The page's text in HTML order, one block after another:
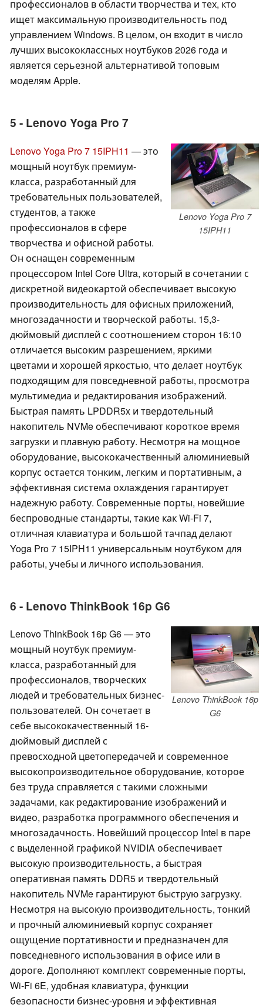
профессионалов в области творчества и тех, кто
ищет максимальную производительность под
управлением Windows. В целом, он входит в число
лучших высококлассных ноутбуков 2026 года и
является серьезной альтернативой топовым
моделям Apple.
5 - Lenovo Yoga Pro 7
Lenovo Yoga Pro 7
15IPH11
Lenovo Yoga Pro 7 15IPH11 — это
мощный ноутбук премиум-
класса, разработанный для
требовательных пользователей,
студентов, а также
профессионалов в сфере
творчества и офисной работы.
Он оснащен современным
процессором Intel Core Ultra, который в сочетании с
дискретной видеокартой обеспечивает высокую
производительность для офисных приложений,
многозадачности и творческой работы. 15,3-
дюймовый дисплей с соотношением сторон 16:10
отличается высоким разрешением, яркими
цветами и хорошей яркостью, что делает ноутбук
подходящим для повседневной работы, просмотра
мультимедиа и редактирования изображений.
Быстрая память LPDDR5x и твердотельный
накопитель NVMe обеспечивают короткое время
загрузки и плавную работу. Несмотря на мощное
оборудование, высококачественный алюминиевый
корпус остается тонким, легким и портативным, а
эффективная система охлаждения гарантирует
надежную работу. Современные порты, новейшие
беспроводные стандарты, такие как Wi-Fi 7,
отличная клавиатура и большой тачпад делают
Yoga Pro 7 15IPH11 универсальным ноутбуком для
работы, учебы и личного использования.
6 - Lenovo ThinkBook 16p G6
Lenovo ThinkBook 16p
G6
Lenovo ThinkBook 16p G6 — это
мощный ноутбук премиум-
класса, разработанный для
профессионалов, творческих
людей и требовательных бизнес-
пользователей. Он сочетает в
себе высококачественный 16-
дюймовый дисплей с
превосходной цветопередачей и современное
высокопроизводительное оборудование, которое
без труда справляется с такими сложными
задачами, как редактирование изображений и
видео, разработка программного обеспечения и
многозадачность. Новейший процессор Intel в паре
с выделенной графикой NVIDIA обеспечивает
высокую производительность, а быстрая
оперативная память DDR5 и твердотельный
накопитель NVMe гарантируют быструю загрузку.
Несмотря на высокую производительность, тонкий
и прочный алюминиевый корпус сохраняет
ощущение портативности и предназначен для
повседневного использования в офисе или в
дороге. Дополняют комплект современные порты,
Wi-Fi 6E, удобная клавиатура, функции
безопасности бизнес-уровня и эффективная